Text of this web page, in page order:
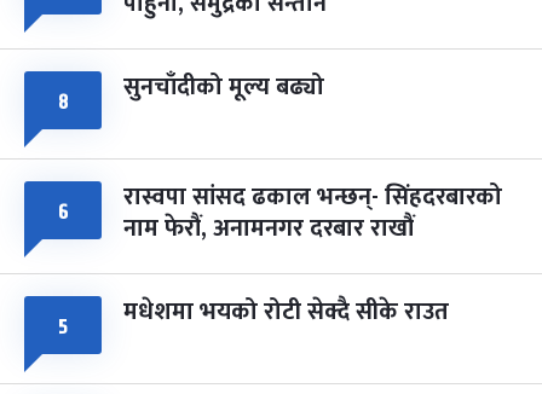
८ सुनचाँदीको मूल्य बढ्यो
६ रास्वपा सांसद ढकाल भन्छन्- सिंहदरबारको
नाम फेरौं, अनामनगर दरबार राखौं
५ मधेशमा भयको रोटी सेक्दै सीके राउत